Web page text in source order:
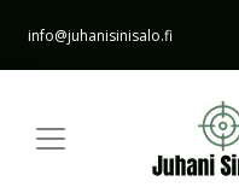
info@juhanisinisalo.fi